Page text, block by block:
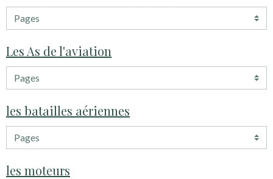
Les As de l'aviation
les batailles aériennes
les moteurs